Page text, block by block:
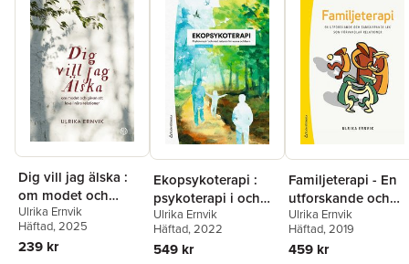
Dig vill jag älska :
om modet och
gåvan att leva i nära
relationer
Ulrika Ernvik
Häftad, 2025
239 kr
Ekopsykoterapi :
psykoterapi i och
med naturen för
vuxna och barn
Ulrika Ernvik
Häftad, 2022
549 kr
Familjeterapi - En
utforskande och
samskapande lek
som förvandlar
relationer
Ulrika Ernvik
Häftad, 2019
459 kr